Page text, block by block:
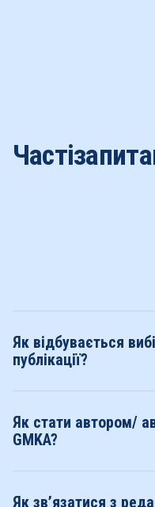
Часті
Як відбувається
публікації?
Як стати автором/
GMKA?
Як зв’язатися з